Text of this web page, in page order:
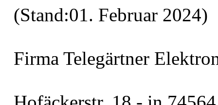
(Stand:01. Februar 2024)
Firma Telegärtner